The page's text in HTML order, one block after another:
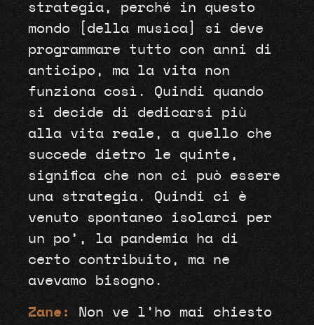
strategia, perché in questo
mondo [della musica] si deve
programmare tutto con anni di
anticipo, ma la vita non
funziona così. Quindi quando
si decide di dedicarsi più
alla vita reale, a quello che
succede dietro le quinte,
significa che non ci può essere
una strategia. Quindi ci è
venuto spontaneo isolarci per
un po’, la pandemia ha di
certo contribuito, ma ne
avevamo bisogno.
Zane:
Non ve l’ho mai chiesto